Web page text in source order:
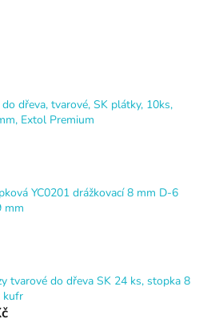
dřeva, tvarové, SK plátky, 10ks,
Extol Premium
YC0201 drážkovací 8 mm D-6
mm
tvarové do dřeva SK 24 ks, stopka 8
kufr